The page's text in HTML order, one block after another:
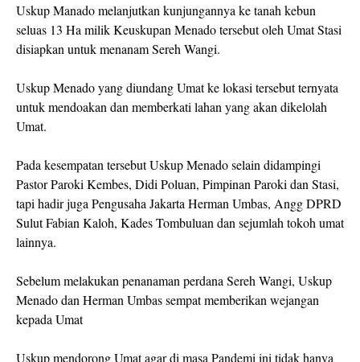
Uskup Manado melanjutkan kunjungannya ke tanah kebun
seluas 13 Ha milik Keuskupan Menado tersebut oleh Umat Stasi
disiapkan untuk menanam Sereh Wangi.
Uskup Menado yang diundang Umat ke lokasi tersebut ternyata
untuk mendoakan dan memberkati lahan yang akan dikelolah
Umat.
Pada kesempatan tersebut Uskup Menado selain didampingi
Pastor Paroki Kembes, Didi Poluan, Pimpinan Paroki dan Stasi,
tapi hadir juga Pengusaha Jakarta Herman Umbas, Angg DPRD
Sulut Fabian Kaloh, Kades Tombuluan dan sejumlah tokoh umat
lainnya.
Sebelum melakukan penanaman perdana Sereh Wangi, Uskup
Menado dan Herman Umbas sempat memberikan wejangan
kepada Umat
Uskup mendorong Umat agar di masa Pandemi ini tidak hanya